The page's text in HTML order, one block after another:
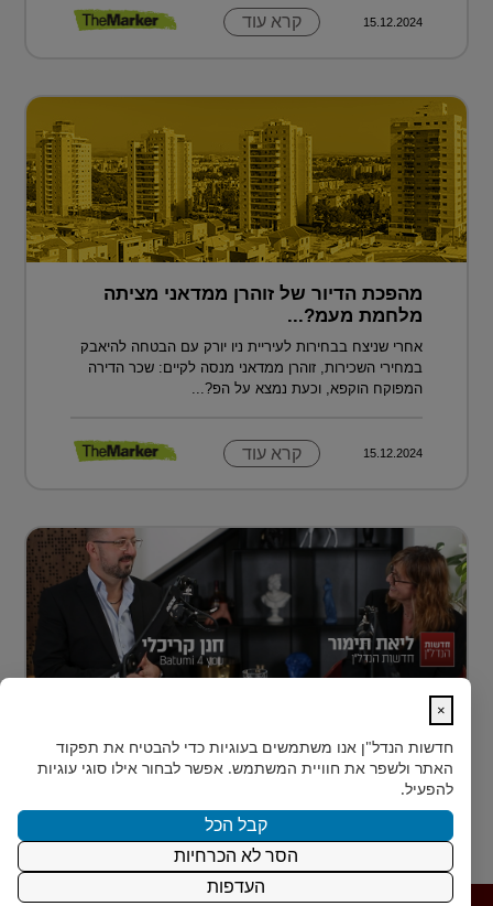
15.12.2024 קרא עוד
מהפכת הדיור של זוהרן ממדאני מציתה
מלחמת מעמ?...
אחרי שניצח בבחירות לעיריית ניו יורק עם הבטחה להיאבק
במחירי השכירות, זוהרן ממדאני מנסה לקיים: שכר הדירה
המפוקח הוקפא, וכעת נמצא על הפ?...
15.12.2024 קרא עוד
הראשון?
רבים מאיתנו הישראלים חולמים על השקעת נדל״ן – אבל
נתקעים בשלב הראשון.
15.12.2024 קרא עוד
×
חדשות הנדל"ן אנו משתמשים בעוגיות כדי להבטיח את תפקוד
האתר ולשפר את חוויית המשתמש. אפשר לבחור אילו סוגי עוגיות
להפעיל.
קבל הכל
הסר לא הכרחיות
העדפות